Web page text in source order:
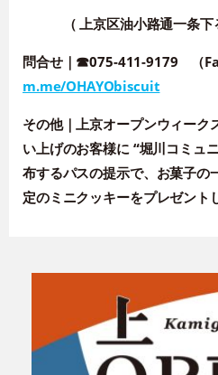
（ 上京区油小路通一条下る
問合せ｜ ☎075-411-9179
（
m.me/OHAYObiscuit
その他｜上京オープンウィーク
い上げのお客様に “堀川コミュ
布するパスの提示で、お菓子の
定のミニクッキーをプレゼント